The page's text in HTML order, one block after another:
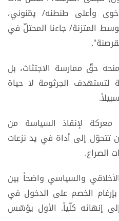
وأعلى طنطنه/ يمّنوني،
المتزنة/ جاءنا المحتلّ في
حقّ ممارسة الاجتثاث، بل
لتستهدف الجرثومة لا حياة
معركة لإنقاذ السياسة من
تتحوّل إلى أداة في يد نزعات
الصراع.
والسياسي واضحاً بين
الخصم على الدخول في
إنهائه كلّياً. الأول يؤسّس